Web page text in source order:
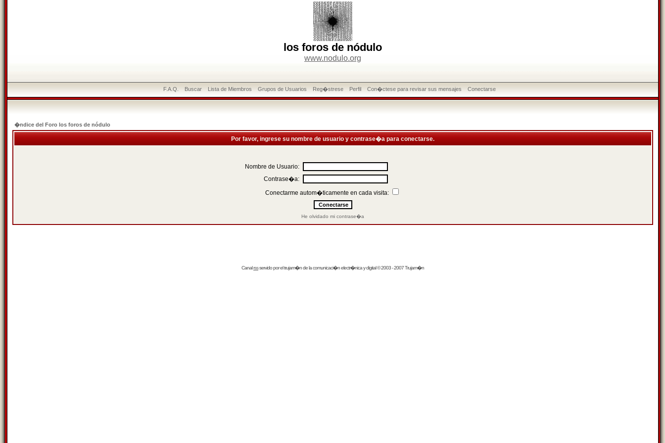
los foros de nódulo
www.nodulo.org
F.A.Q. Buscar Lista de Miembros Grupos de Usuarios Reg�strese Perfil Con�ctese para revisar sus mensajes Conectarse
�ndice del Foro los foros de nódulo
Por favor, ingrese su nombre de usuario y contrase�a para conectarse.
Nombre de Usuario:
Contrase�a:
Conectarme autom�ticamente en cada visita:
He olvidado mi contrase�a
Canalrssservido por eltrujam�nde la comunicaci�n electr�nica y digital © 2003 - 2007 Trujam�n